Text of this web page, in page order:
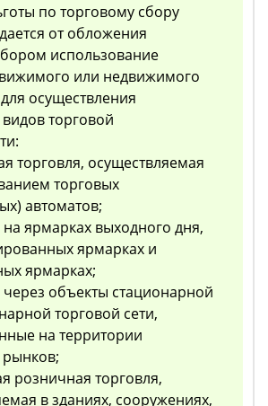
по торговому сбору
от обложения
использование
или недвижимого
осуществления
торговой
торговля, осуществляемая
торговых
автоматов;
на ярмарках выходного дня,
ярмарках и
ярмарках;
через объекты стационарной
торговой сети,
на территории
розничная торговля,
в зданиях, сооружениях,